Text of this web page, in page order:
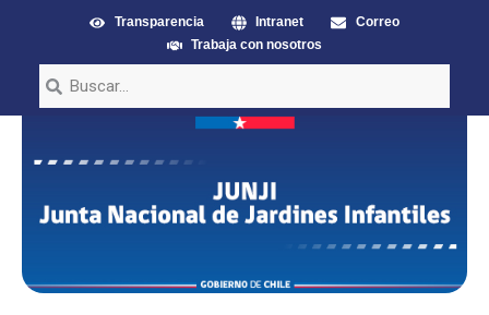
Transparencia Intranet
Correo
Trabaja con nosotros